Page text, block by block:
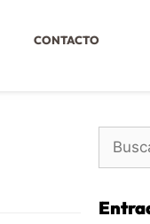
CONTACTO